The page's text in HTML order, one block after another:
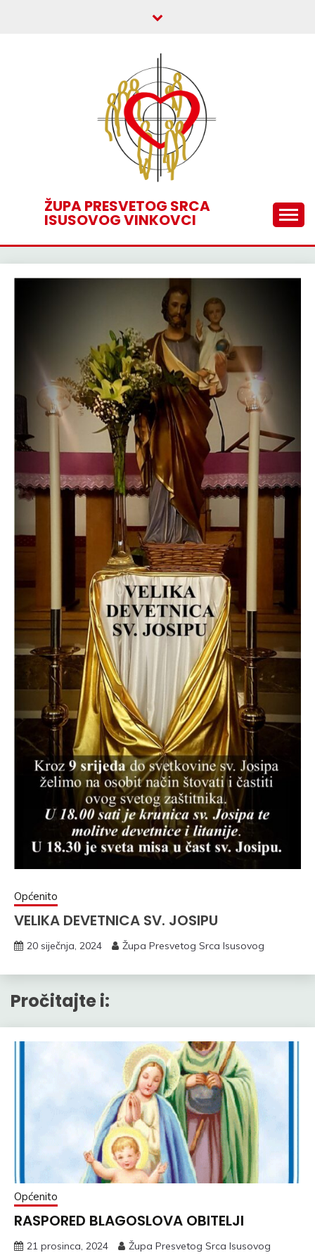
ŽUPA PRESVETOG SRCA
ISUSOVOG VINKOVCI
Općenito
VELIKA DEVETNICA SV. JOSIPU
20 siječnja, 2024 Župa Presvetog Srca Isusovog
Pročitajte i:
Općenito
RASPORED BLAGOSLOVA OBITELJI
21 prosinca, 2024 Župa Presvetog Srca Isusovog